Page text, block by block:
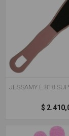
JESSAMY E 818
$